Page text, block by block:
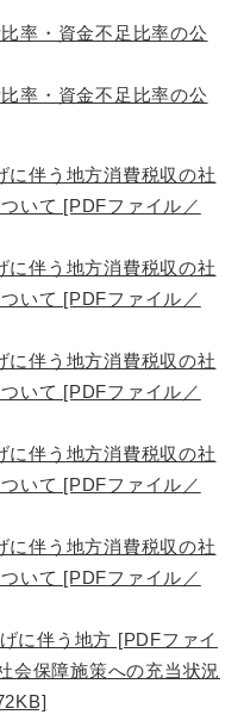
率・資金不足比率の公
率・資金不足比率の公
に伴う地方消費税収の社
いて [PDFファイル／
に伴う地方消費税収の社
いて [PDFファイル／
に伴う地方消費税収の社
いて [PDFファイル／
に伴う地方消費税収の社
いて [PDFファイル／
に伴う地方消費税収の社
いて [PDFファイル／
に伴う地方 [PDFファイ
会保障施策への充当状況